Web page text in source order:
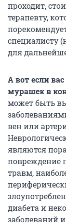
проходит,
терапевту,
специалисту
для
А вот если
мурашек в
может быть
вен или
являются
повреждение
травм,
диабета и
заболеваний